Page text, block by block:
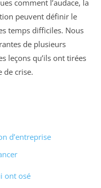
comment l’audace, la
peuvent définir le
temps difficiles. Nous
de plusieurs
leçons qu’ils ont tirées
de crise.
d’entreprise
ont osé